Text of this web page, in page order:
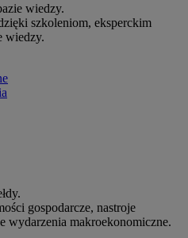
wiedzy.
szkoleniom, eksperckim
wiedzy.
gospodarcze, nastroje
wydarzenia makroekonomiczne.